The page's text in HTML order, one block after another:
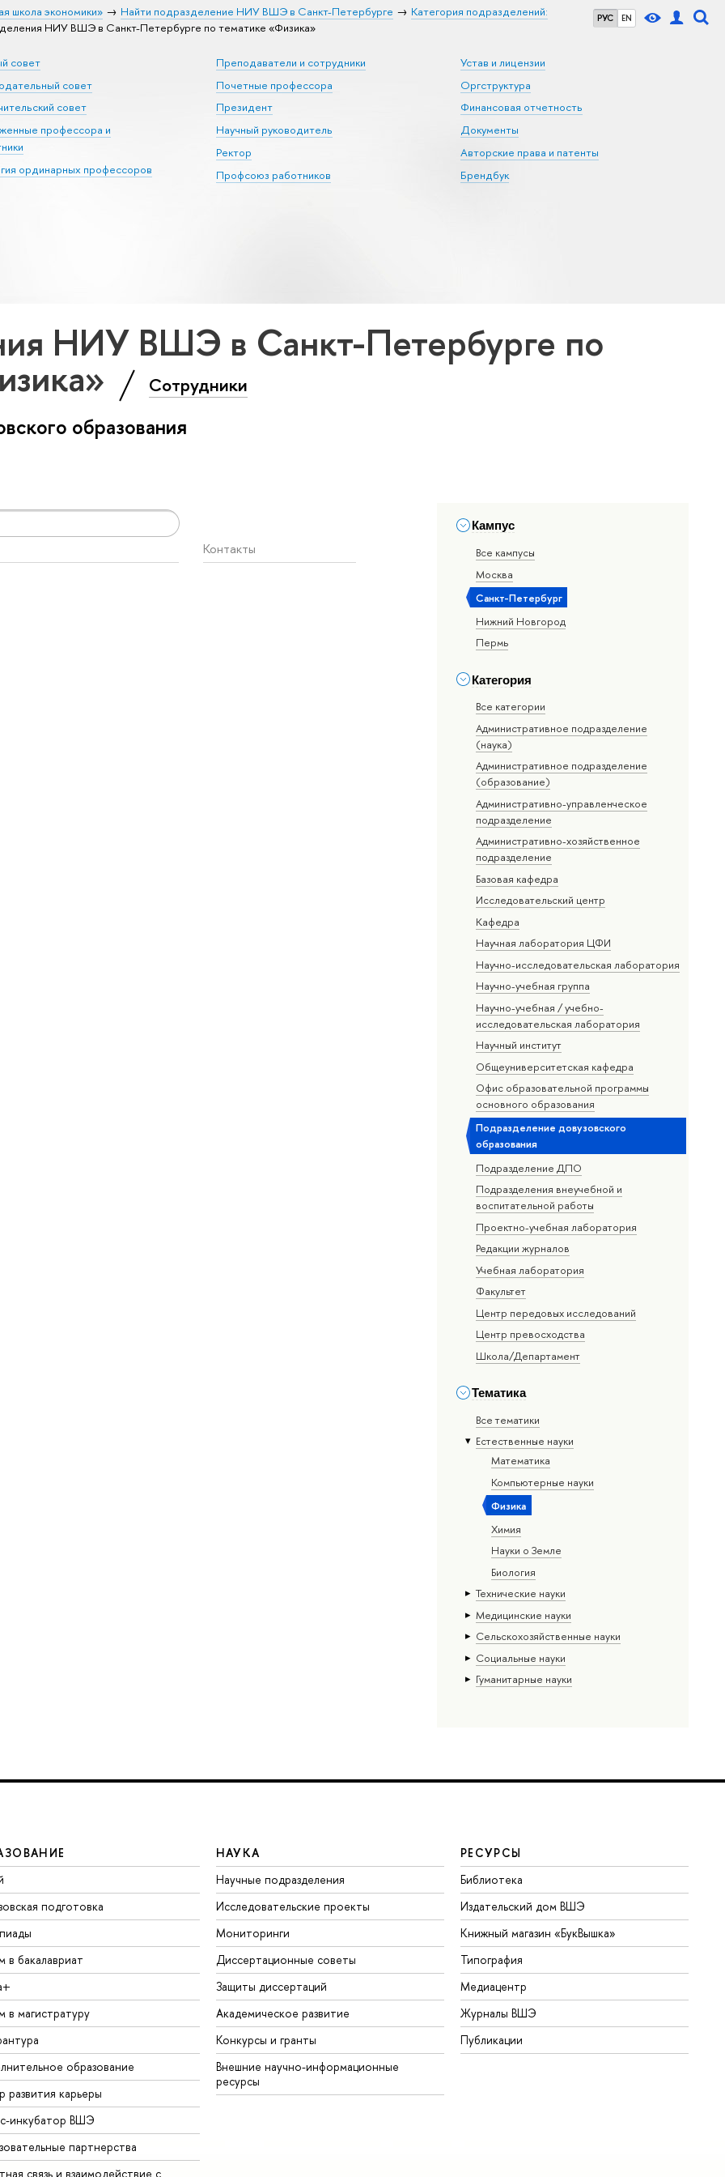
РУС EN
школа экономики» Найти подразделение НИУ ВШЭ в Санкт-Петербурге
Категория подразделений:
НИУ ВШЭ в Санкт-Петербурге по тематике «Физика»
совет
совет
совет
профессора и
ординарных профессоров
Преподаватели и сотрудники
Почетные профессора
Президент
Научный руководитель
Ректор
Профсоюз работников
Устав и лицензии
Оргструктура
Финансовая отчетность
Документы
Авторские права и патенты
Брендбук
НИУ ВШЭ в Санкт-Петербурге по
Сотрудники
образования
Кампус
Все кампусы
Москва
Санкт-Петербург
Нижний Новгород
Пермь
Категория
Все категории
Административное подразделение
(наука)
Административное подразделение
(образование)
Административно-управленческое
подразделение
Административно-хозяйственное
подразделение
Базовая кафедра
Исследовательский центр
Кафедра
Научная лаборатория ЦФИ
Научно-исследовательская лаборатория
Научно-учебная группа
Научно-учебная / учебно-
исследовательская лаборатория
Научный институт
Общеуниверситетская кафедра
Офис образовательной программы
основного образования
Подразделение довузовского
образования
Подразделение ДПО
Подразделения внеучебной и
воспитательной работы
Проектно-учебная лаборатория
Редакции журналов
Учебная лаборатория
Факультет
Центр передовых исследований
Центр превосходства
Школа/Департамент
Тематика
Все тематики
Естественные науки
Математика
Компьютерные науки
Физика
Химия
Науки о Земле
Биология
Тех­ничес­кие науки
Медицинские науки
Сельскохозяйственные науки
Социальные науки
Гуманитарные науки
Контакты
подготовка
в бакалавриат
в магистратуру
образование
развития карьеры
инкубатор ВШЭ
партнерства
связь и взаимодействие с
НАУКА
Научные подразделения
Исследовательские проекты
Мониторинги
Диссертационные советы
Защиты диссертаций
Академическое развитие
Конкурсы и гранты
Внешние научно-информационные
ресурсы
РЕСУРСЫ
Библиотека
Издательский дом ВШЭ
Книжный магазин «БукВышка»
Типография
Медиацентр
Журналы ВШЭ
Публикации